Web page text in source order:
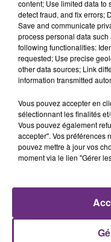
7 août 2026
LA CENTRALE
TOUJOURS À
Cela fait déjà une
nucléaire
justifiée par la
présente.
C'était l'une des
rémois. Le
fermer ses portes.
content; Use limited data to
detect fraud, and fix errors;
Save and communicate
process personal data
following functionalities:
requested; Use precise
other data sources; Link
information transmitted
Vous pouvez accepter en
sélectionnant les finalités
Vous pouvez également
accepter". Vos préférences
pouvez mettre à jour vos
moment via le lien "Gérer